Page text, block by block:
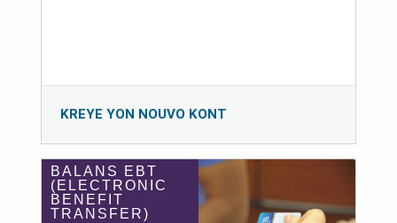
KREYE YON NOUVO KONT
BALANS EBT
(ELECTRONIC
BENEFIT
TRANSFER)